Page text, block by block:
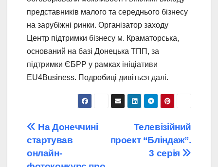
представників малого та середнього бізнесу
на зарубіжні ринки. Організатор заходу
Центр підтримки бізнесу м. Краматорська,
оснований на базі Донецька ТПП, за
підтримки ЄБРР у рамках ініціативи
EU4Business. Подробиці дивіться далі.
Навігація
записів
Телевізійний
проект “Бліндаж”.
3 серія
На Донеччині
cтартував
онлайн-